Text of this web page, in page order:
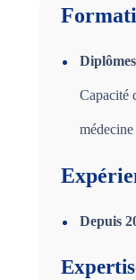
Capacité
Depuis